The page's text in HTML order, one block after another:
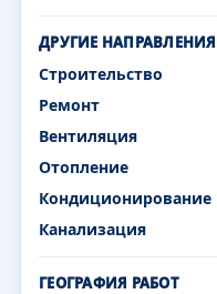
ДРУГИЕ НАПРАВЛЕНИЯ
Строительство
Ремонт
Вентиляция
Отопление
Кондиционирование
Канализация
ГЕОГРАФИЯ РАБОТ